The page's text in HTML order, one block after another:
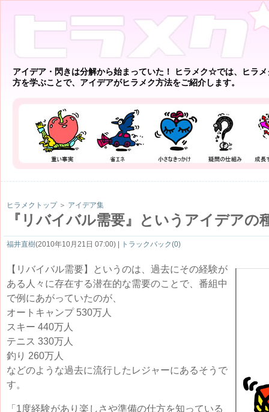
アイデア・閃きは分解から始まっていた！ ヒラメク☆では、ヒラ
方を学ぶことで、アイデアがヒラメク方法をご紹介します。
ヒラメクトップ＞ アイデア集
『リバイバル需要』というアイデアの
福井直樹(2010年10月21日 07:00) | トラックバック(0)
【リバイバル需要】というのは、過去にその経験が
ある人々に存在する潜在的な需要のことで、番組中
で例にあがっていたのが、
オートキャンプ 530万人
スキー 440万人
テニス 330万人
釣り 260万人
などのような過去に流行したレジャーにあるそうで
す。
「1度経験があり楽しさや準備の仕方を知っている